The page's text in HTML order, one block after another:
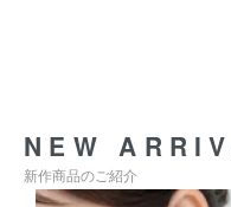
NEW
新作商品のご紹介